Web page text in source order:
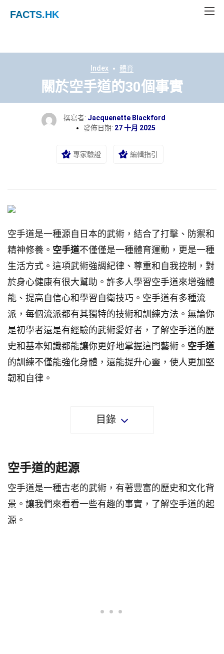
FACTS.HK
Index 體育
關於空手道的30個事實
撰寫者: Jacquenette Blackford
發佈日期: 27 十月 2025
專家驗證 編輯指引
空手道是一種源自日本的武術，結合了打擊、防禦和
精神修養。 空手道不僅僅是一種體育運動，更是一種
生活方式。這項武術強調紀律、尊重和自我控制，對
於身心健康有很大幫助。許多人學習空手道來增強體
能、提高自信心和學習自衛技巧。空手道有多種流
派，每個流派都有其獨特的技術和訓練方法。無論你
是初學者還是有經驗的武術愛好者，了解空手道的歷
史和基本知識都能讓你更好地掌握這門藝術。 空手道
的訓練不僅能強化身體，還能提升心靈，使人更加堅
韌和自律。
目錄
空手道的起源
空手道是一種古老的武術，有著豐富的歷史和文化背
景。讓我們來看看一些有趣的事實，了解空手道的起
源。